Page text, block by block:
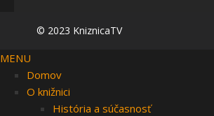
© 2023 KniznicaTV
MENU
Domov
O knižnici
História a súčasnosť